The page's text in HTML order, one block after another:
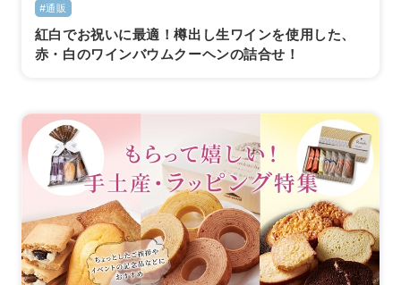
#通販
紅白でお祝いに最適！樽出し生ワインを使用した、
赤・白のワインバウムクーヘンの詰合せ！